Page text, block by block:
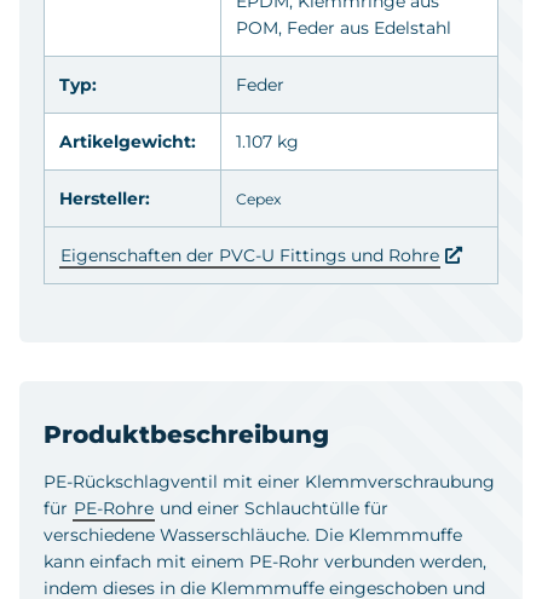
Produktbeschreibung
PE-Rückschlagventil mit einer Klemmverschraubung
für PE-Rohre und einer Schlauchtülle für
verschiedene Wasserschläuche. Die Klemmmuffe
kann einfach mit einem PE-Rohr verbunden werden,
indem dieses in die Klemmmuffe eingeschoben und
POM, Feder aus Edelstahl
Typ: Feder
Artikelgewicht: 1.107 kg
Hersteller: Cepex
Eigenschaften der PVC-U Fittings und Rohre